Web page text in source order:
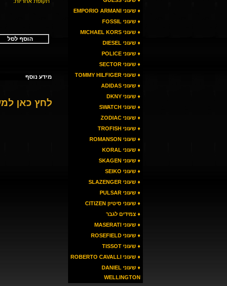
♦ שעוני EMPORIO ARMANI
♦ שעוני FOSSIL
♦ שעוני MICHAEL KORS
♦ שעוני DIESEL
♦ שעוני POLICE
♦ שעוני SECTOR
♦ שעוני TOMMY HILFIGER
♦ שעוני ADIDAS
♦ שעוני DKNY
♦ שעוני SWATCH
♦ שעוני ZODIAC
♦ שעוני TROFISH
♦ שעוני ROMANSON
♦ שעוני KORAL
♦ שעוני SKAGEN
♦ שעוני SEIKO
♦ שעוני SLAZENGER
♦ שעוני PULSAR
♦ שעוני סיטיזן CITIZEN
♦ צמידים לגבר
♦ שעוני MASERATI
♦ שעוני ROSEFIELD
♦ שעוני TISSOT
♦ שעוני ROBERTO CAVALLI
♦ שעוני DANIEL
WELLINGTON
הוסף לסל
מידע נוסף
לחץ כאן